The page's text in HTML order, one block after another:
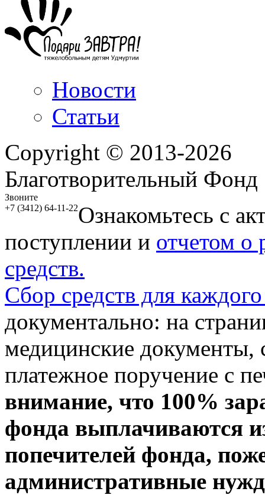
Новости
Статьи
Copyright © 2013-2026
Благотворительный
Звоните
+7 (3412) 64-11-22Ознакомьтесь с
поступлении и отчетом о
средств.
Сбор средств для
документально: на
медицинские документы,
платежное поручение с
внимание, что 100%
фонда выплачиваются
попечителей фонда,
административные